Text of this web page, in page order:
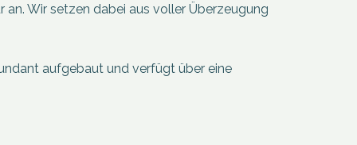
Wir setzen dabei aus voller Überzeugung
aufgebaut und verfügt über eine